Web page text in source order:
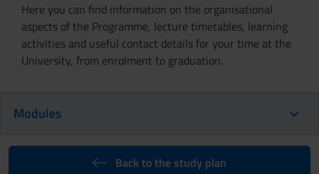
Here you can find information on the organisational
aspects of the Programme, lecture timetables, learning
activities and useful contact details for your time at the
University, from enrolment to graduation.
Modules
Back to the study plan